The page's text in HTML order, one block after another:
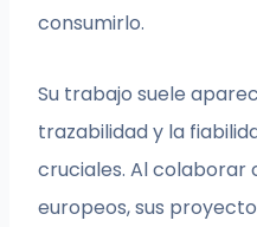
consumirlo.
Su trabajo suele
trazabilidad y la
cruciales. Al colaborar
europeos, sus